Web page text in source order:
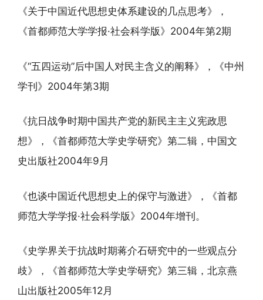
《关于中国近代思想史体系建设的几点思考》，
《首都师范大学学报·社会科学版》2004年第2期
《“五四运动”后中国人对民主含义的阐释》，《中州
学刊》2004年第3期
《抗日战争时期中国共产党的新民主主义宪政思
想》，《首都师范大学史学研究》第二辑，中国文
史出版社2004年9月
《也谈中国近代思想史上的保守与激进》，《首都
师范大学学报·社会科学版》2004年增刊。
《史学界关于抗战时期蒋介石研究中的一些观点分
歧》，《首都师范大学史学研究》第三辑，北京燕
山出版社2005年12月